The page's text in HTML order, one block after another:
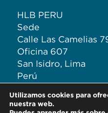
HLB PERU
Sede
Calle Las Camelias
Oficina 607
San Isidro, Lima
Perú
T: (+511) 222 0292
Utilizamos cookies para
nuestra web.